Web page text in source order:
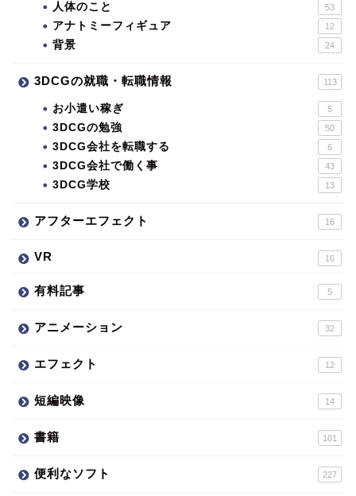
人体のこと 53
アナトミーフィギュア 12
背景 24
3DCGの就職・転職情報 113
お小遣い稼ぎ 5
3DCGの勉強 50
3DCG会社を転職する 6
3DCG会社で働く事 43
3DCG学校 13
アフターエフェクト 16
VR 16
有料記事 5
アニメーション 32
エフェクト 12
短編映像 14
書籍 101
便利なソフト 227